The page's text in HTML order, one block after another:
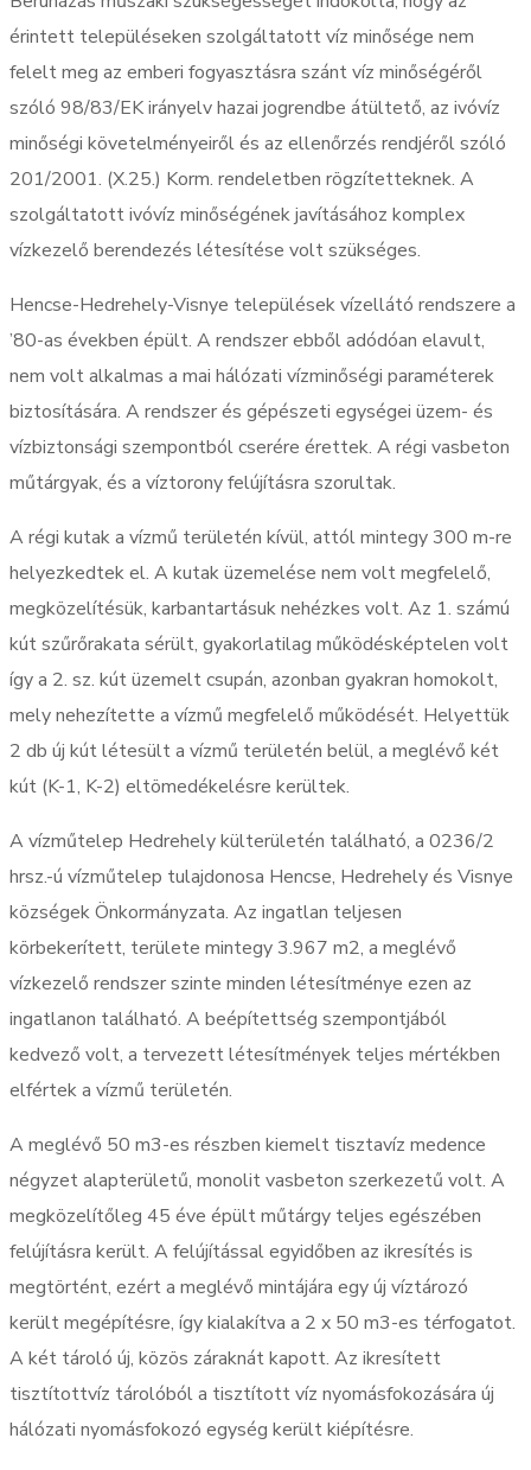
érintett településeken szolgáltatott víz minősége nem
felelt meg az emberi fogyasztásra szánt víz minőségéről
szóló 98/83/EK irányelv hazai jogrendbe átültető, az ivóvíz
minőségi követelményeiről és az ellenőrzés rendjéről szóló
201/2001. (X.25.) Korm. rendeletben rögzítetteknek. A
szolgáltatott ivóvíz minőségének javításához komplex
vízkezelő berendezés létesítése volt szükséges.
Hencse-Hedrehely-Visnye települések vízellátó rendszere a
’80-as években épült. A rendszer ebből adódóan elavult,
nem volt alkalmas a mai hálózati vízminőségi paraméterek
biztosítására. A rendszer és gépészeti egységei üzem- és
vízbiztonsági szempontból cserére érettek. A régi vasbeton
műtárgyak, és a víztorony felújításra szorultak.
A régi kutak a vízmű területén kívül, attól mintegy 300 m-re
helyezkedtek el. A kutak üzemelése nem volt megfelelő,
megközelítésük, karbantartásuk nehézkes volt. Az 1. számú
kút szűrőrakata sérült, gyakorlatilag működésképtelen volt
így a 2. sz. kút üzemelt csupán, azonban gyakran homokolt,
mely nehezítette a vízmű megfelelő működését. Helyettük
2 db új kút létesült a vízmű területén belül, a meglévő két
kút (K-1, K-2) eltömedékelésre kerültek.
A vízműtelep Hedrehely külterületén található, a 0236/2
hrsz.-ú vízműtelep tulajdonosa Hencse, Hedrehely és Visnye
községek Önkormányzata. Az ingatlan teljesen
körbekerített, területe mintegy 3.967 m2, a meglévő
vízkezelő rendszer szinte minden létesítménye ezen az
ingatlanon található. A beépítettség szempontjából
kedvező volt, a tervezett létesítmények teljes mértékben
elfértek a vízmű területén.
A meglévő 50 m3-es részben kiemelt tisztavíz medence
négyzet alapterületű, monolit vasbeton szerkezetű volt. A
megközelítőleg 45 éve épült műtárgy teljes egészében
felújításra került. A felújítással egyidőben az ikresítés is
megtörtént, ezért a meglévő mintájára egy új víztározó
került megépítésre, így kialakítva a 2 x 50 m3-es térfogatot.
A két tároló új, közös záraknát kapott. Az ikresített
tisztítottvíz tárolóból a tisztított víz nyomásfokozására új
hálózati nyomásfokozó egység került kiépítésre.